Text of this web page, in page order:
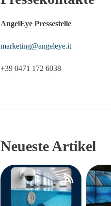
AngelEye Pressestelle
marketing@angeleye.it
+39 0471 172 6038
Neueste Artikel